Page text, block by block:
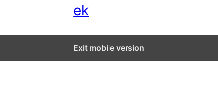
ek
Exit mobile version